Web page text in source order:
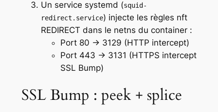
Un service systemd (squid-
redirect.service) injecte les règles nft
REDIRECT dans le netns du container :
Port 80 → 3129 (HTTP intercept)
Port 443 → 3131 (HTTPS intercept
SSL Bump)
SSL Bump : peek + splice